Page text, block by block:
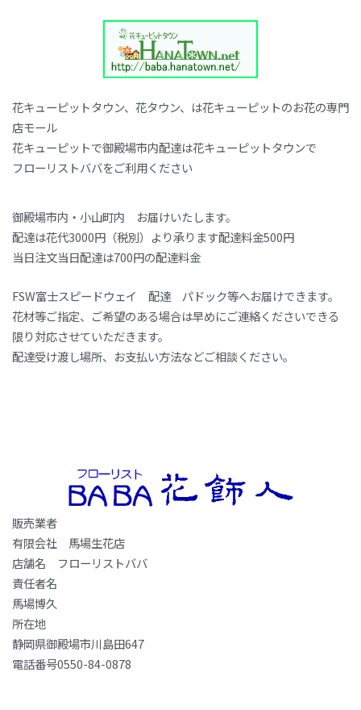
花キューピットタウン、花タウン、は花キューピットのお花の専門
店モール
花キューピットで御殿場市内配達は花キューピットタウンで
フローリストババをご利用ください
御殿場市内・小山町内 お届けいたします。
配達は花代3000円（税別）より承ります配達料金500円
当日注文当日配達は700円の配達料金
FSW富士スピードウェイ 配達 パドック等へお届けできます。
花材等ご指定、ご希望のある場合は早めにご連絡くださいできる
限り対応させていただきます。
配達受け渡し場所、お支払い方法などご相談ください。
販売業者
有限会社 馬場生花店
店舗名 フローリストババ
責任者名
馬場博久
所在地
静岡県御殿場市川島田647
電話番号0550-84-0878